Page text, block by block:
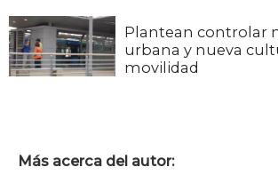
Plantean controlar
urbana y nueva
movilidad
Más acerca del autor: